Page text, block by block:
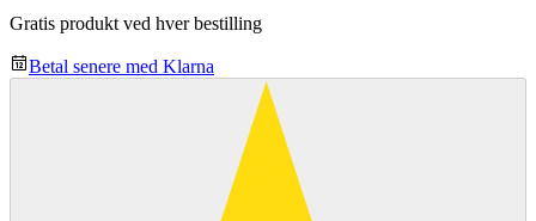
Gratis produkt ved hver bestilling
Betal senere med Klarna